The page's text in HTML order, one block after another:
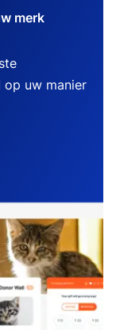
merk
uw manier